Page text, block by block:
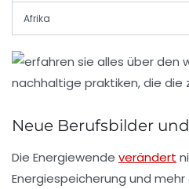
Afrika
Neue Berufsbilder
Die Energiewende verändert
Energiespeicherung und